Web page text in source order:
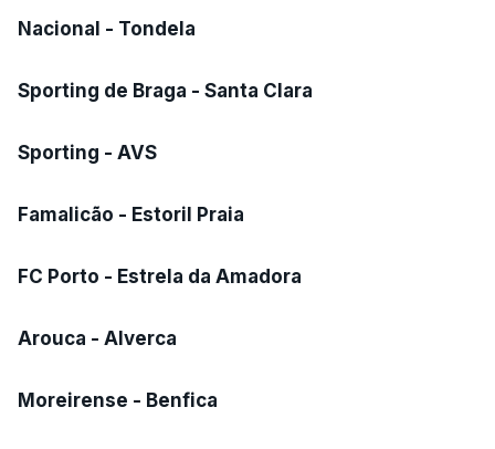
Nacional - Tondela
Sporting de Braga - Santa Clara
Sporting - AVS
Famalicão - Estoril Praia
FC Porto - Estrela da Amadora
Arouca - Alverca
Moreirense - Benfica